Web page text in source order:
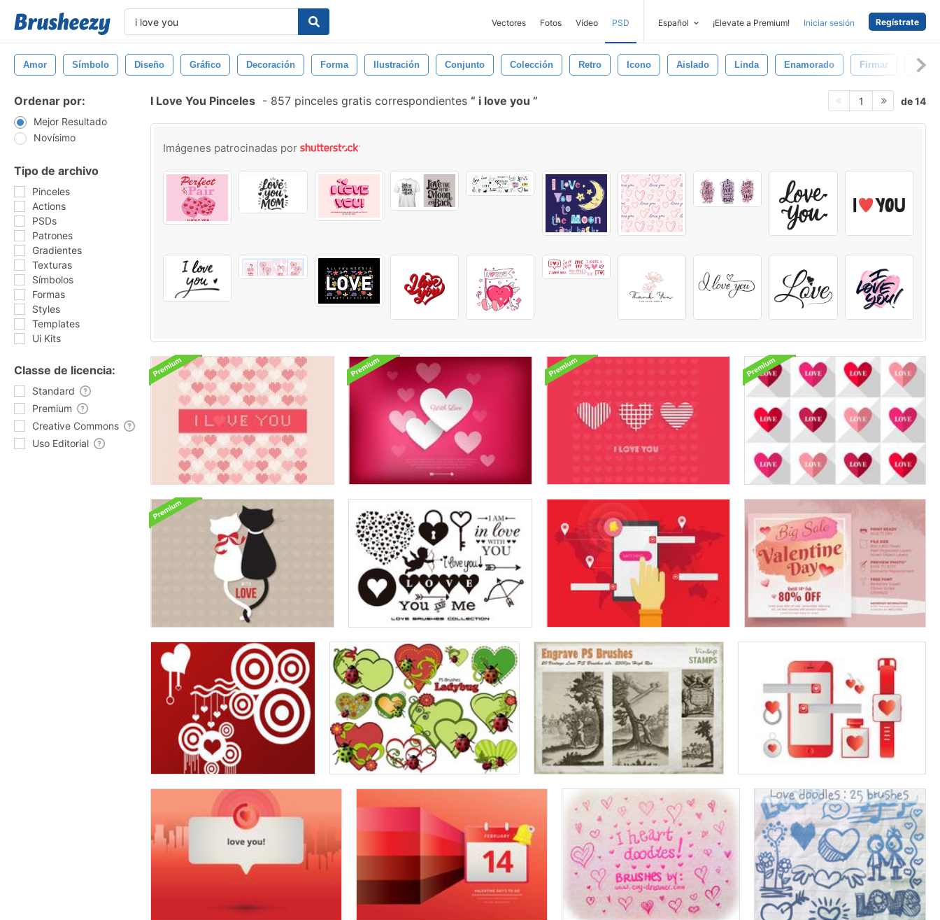
Vectores Fotos Vídeo PSD Español ¡Elevate a Premium! Iniciar sesión Regístrate
Amor Símbolo Diseño Gráfico Decoración Forma Ilustración Conjunto Colección Retro Icono Aislado Linda Enamorado Firmar
Ordenar por:
Mejor Resultado
Novísimo
Tipo de archivo
Pinceles
Actions
PSDs
Patrones
Gradientes
Texturas
Símbolos
Formas
Styles
Templates
Ui Kits
Classe de licencia:
Standard
Premium
Creative Commons
Uso Editorial
I Love You Pinceles - 857 pinceles gratis correspondientes i love you 1 de 14
Imágenes patrocinadas por